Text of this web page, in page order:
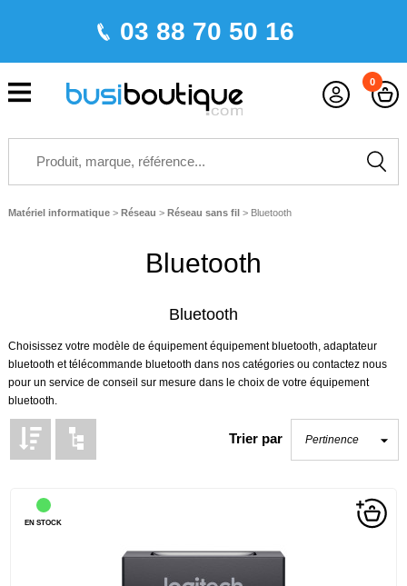
03 88 70 50 16
0
Matériel informatique > Réseau > Réseau sans fil > Bluetooth
Bluetooth
Bluetooth
Choisissez votre modèle de équipement équipement bluetooth, adaptateur
bluetooth et télécommande bluetooth dans nos catégories ou contactez nous
pour un service de conseil sur mesure dans le choix de votre équipement
bluetooth.
Trier par
EN STOCK